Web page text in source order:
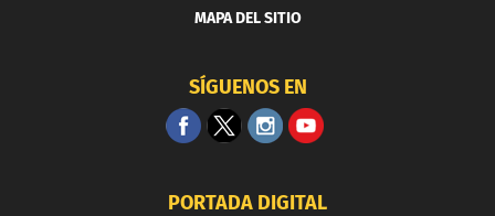
MAPA DEL SITIO
SÍGUENOS EN
PORTADA DIGITAL